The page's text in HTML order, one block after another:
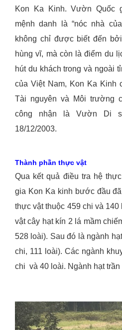
Kon Ka Kinh. Vườn Quốc
mệnh danh là “nóc nhà
không chỉ được biết đến
hùng vĩ, mà còn là điểm du
hút du khách trong và ngoài
của Việt Nam, Kon Ka
Tài nguyên và Môi trường
công nhận là Vườn Di
18/12/2003.
Thành phần thực vật
Qua kết quả điều tra hệ
gia Kon Ka kinh bước đầu
thực vật thuộc 459 chi và
vật cây hạt kín 2 lá mầm
528 loài). Sau đó là ngành
chi, 111 loài). Các ngành
chi và 40 loài. Ngành hạt trần